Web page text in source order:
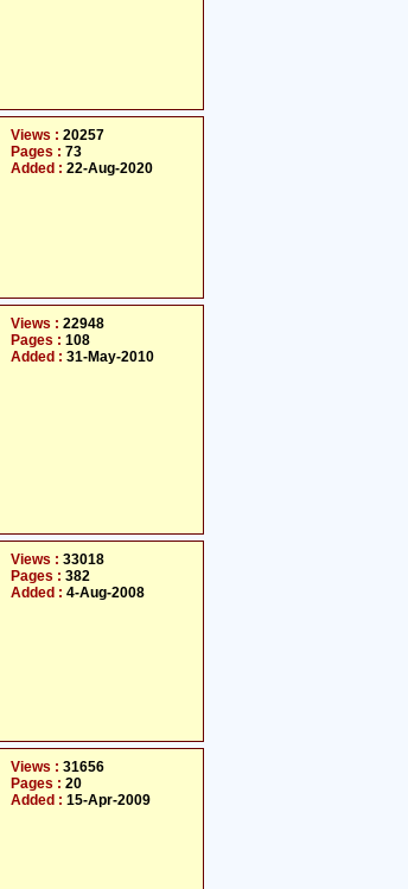
Views : 20257
Pages : 73
Added : 22-Aug-2020
Views : 22948
Pages : 108
Added : 31-May-2010
Views : 33018
Pages : 382
Added : 4-Aug-2008
Views : 31656
Pages : 20
Added : 15-Apr-2009